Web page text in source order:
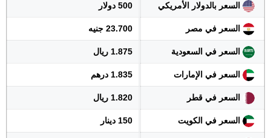
السعر بالدولار الأمريكي 500 دولار
السعر في مصر 23.700 جنيه
السعر في السعودية 1.875 ريال
السعر في الإمارات 1.835 درهم
السعر في قطر 1.820 ريال
السعر في الكويت 150 دينار